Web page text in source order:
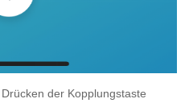
der Kopplungstaste